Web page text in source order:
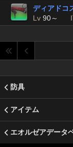
ディアドコ
Lv 90～
防具
アイテム
エオルゼアデータ